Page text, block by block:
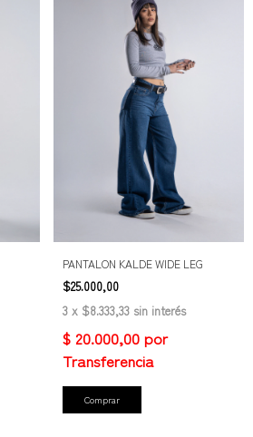
PANTALON KALDE WIDE LEG
$25.000,00
3 x $8.333,33 sin interés
Comprar